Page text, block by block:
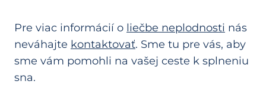
Pre viac informácií o liečbe neplodnosti nás
neváhajte kontaktovať. Sme tu pre vás, aby
sme vám pomohli na vašej ceste k splneniu
sna.